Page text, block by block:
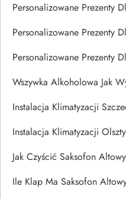
Personalizowane Prezenty
Personalizowane Prezenty
Personalizowane Prezenty
Wszywka Alkoholowa Jak
Instalacja Klimatyzacji
Instalacja Klimatyzacji
Jak Czyścić Saksofon
Ile Klap Ma Saksofon